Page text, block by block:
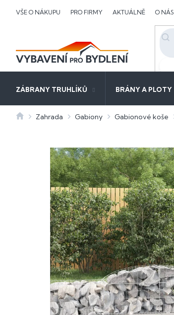
VŠE O NÁKUPU PRO FIRMY AKTUÁLNĚ O NÁS
ZÁBRANY TRUHLÍKŮ BRÁNY A PLOTY
DomůZahrada Gabiony Gabionové koše